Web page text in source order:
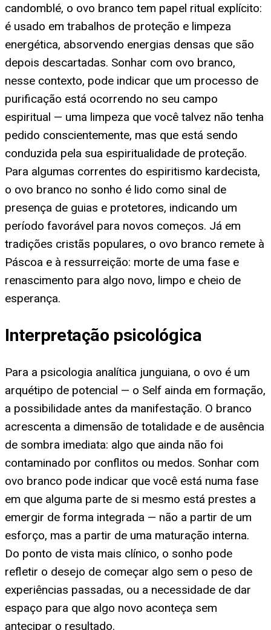
candomblé, o ovo branco tem papel ritual explícito:
é usado em trabalhos de proteção e limpeza
energética, absorvendo energias densas que são
depois descartadas. Sonhar com ovo branco,
nesse contexto, pode indicar que um processo de
purificação está ocorrendo no seu campo
espiritual — uma limpeza que você talvez não tenha
pedido conscientemente, mas que está sendo
conduzida pela sua espiritualidade de proteção.
Para algumas correntes do espiritismo kardecista,
o ovo branco no sonho é lido como sinal de
presença de guias e protetores, indicando um
período favorável para novos começos. Já em
tradições cristãs populares, o ovo branco remete à
Páscoa e à ressurreição: morte de uma fase e
renascimento para algo novo, limpo e cheio de
esperança.
Interpretação psicológica
Para a psicologia analítica junguiana, o ovo é um
arquétipo de potencial — o Self ainda em formação,
a possibilidade antes da manifestação. O branco
acrescenta a dimensão de totalidade e de ausência
de sombra imediata: algo que ainda não foi
contaminado por conflitos ou medos. Sonhar com
ovo branco pode indicar que você está numa fase
em que alguma parte de si mesmo está prestes a
emergir de forma integrada — não a partir de um
esforço, mas a partir de uma maturação interna.
Do ponto de vista mais clínico, o sonho pode
refletir o desejo de começar algo sem o peso de
experiências passadas, ou a necessidade de dar
espaço para que algo novo aconteça sem
antecipar o resultado.